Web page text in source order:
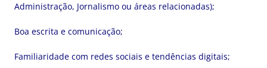
Administração, Jornalismo ou áreas relacionadas);
Boa escrita e comunicação;
Familiaridade com redes sociais e tendências digitais;